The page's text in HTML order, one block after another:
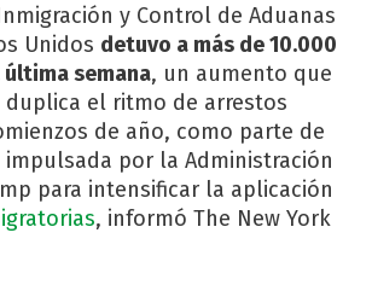
y Control de Aduanas
Unidos detuvo a más de 10.000
semana, un aumento que
duplica el ritmo de arrestos
de año, como parte de
impulsada por la Administración
para intensificar la aplicación
, informó The New York